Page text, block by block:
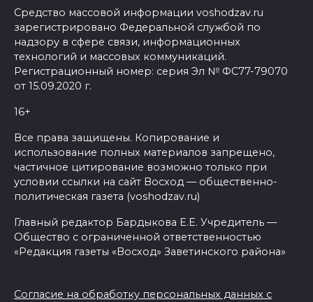
Средство массовой информации voshodzav.ru
зарегистрировано Федеральной службой по
надзору в сфере связи, информационных
технологий и массовых коммуникаций.
Регистрационный номер: серия Эл № ФС77-79070
от 15.09.2020 г.
16+
Все права защищены. Копирование и
использование полных материалов запрещено,
частичное цитирование возможно только при
условии ссылки на сайт Восход — общественно-
политическая газета (voshodzav.ru)
Главный редактор Бардыкова Е.Е. Учредитель —
Общество с ограниченной ответственностью
«Редакция газеты «Восход» Заветинского района»
Согласие на обработку персональных данных с